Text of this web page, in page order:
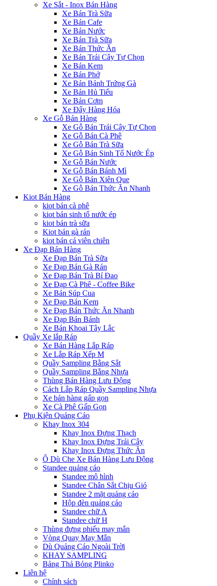
Xe Sắt - Inox Bán Hàng
Xe Bán Trà Sữa
Xe Bán Cafe
Xe Bán Nước
Xe Bán Trà Sữa
Xe Bán Thức Ăn
Xe Bán Trái Cây Tự Chọn
Xe Bán Kem
Xe Bán Phở
Xe Bán Bánh Trứng Gà
Xe Bán Hủ Tiếu
Xe Bán Cơm
Xe Đẩy Hàng Hóa
Xe Gỗ Bán Hàng
Xe Gỗ Bán Trái Cây Tự Chọn
Xe Gỗ Bán Cà Phê
Xe Gỗ Bán Trà Sữa
Xe Gỗ Bán Sinh Tố Nước Ép
Xe Gỗ Bán Nước
Xe Gỗ Bán Bánh Mì
Xe Gỗ Bán Xiên Que
Xe Gỗ Bán Thức Ăn Nhanh
Kiot Bán Hàng
kiot bán cà phê
kiot bán sinh tố nước ép
kiot bán trà sữa
Kiot bán gà rán
kiot bán cá viên chiên
Xe Đạp Bán Hàng
Xe Đạp Bán Trà Sữa
Xe Đạp Bán Gà Rán
Xe Đạp Bán Trà Bí Đao
Xe Đạp Cà Phê - Coffee Bike
Xe Bán Súp Cua
Xe Đạp Bán Kem
Xe Đạp Bán Thức Ăn Nhanh
Xe Đạp Bán Bánh
Xe Bán Khoai Tây Lắc
Quầy Xe lắp Ráp
Xe Bán Hàng Lắp Ráp
Xe Lắp Ráp Xếp M
Quầy Sampling Bằng Sắt
Quầy Sampling Bằng Nhựa
Thùng Bán Hàng Lưu Động
Cách Lắp Ráp Quầy Sampling Nhựa
Xe bán hàng gấp gọn
Xe Cà Phê Gấp Gọn
Phụ Kiện Quảng Cáo
Khay Inox 304
Khay Inox Đựng Thạch
Khay Inox Đựng Trái Cây
Khay Inox Đựng Thức Ăn
Ô Dù Che Xe Bán Hàng Lưu Động
Standee quảng cáo
Standee mô hình
Standee Chân Sắt Chịu Gió
Standee 2 mặt quảng cáo
Hộp đèn quảng cáo
Standee chữ A
Standee chữ H
Thùng đựng phiếu may mắn
Vòng Quay May Mắn
Dù Quảng Cáo Ngoài Trời
KHAY SAMPLING
Bảng Thả Bóng Plinko
Liên hệ
Chính sách